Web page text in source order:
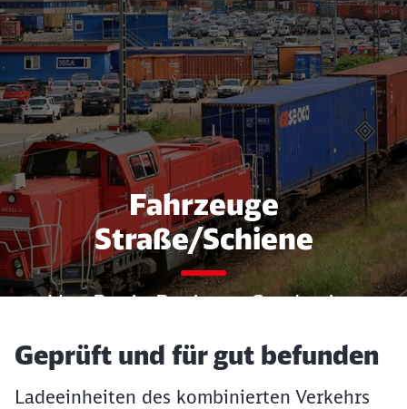
Fahrzeuge
Straße/Schiene
Von B wie Business Carsharing
Zulassungsmanagement
Artikel:
Geprüft und für gut befunden
Ladeeinheiten des kombinierten Verkehrs